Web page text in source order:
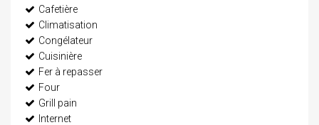
Cafetière
Climatisation
Congélateur
Cuisinière
Fer à repasser
Four
Grill pain
Internet